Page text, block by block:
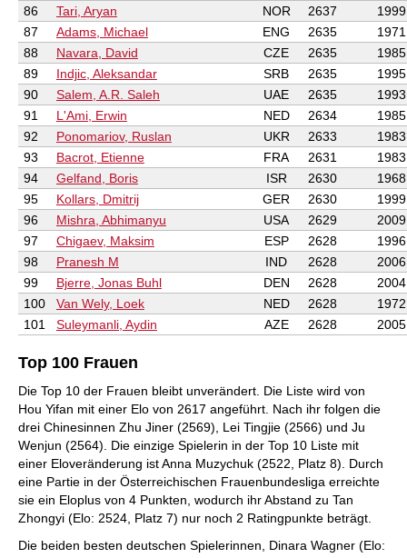
86 Tari, Aryan NOR 2637
1999
87
Adams, Michael ENG 2635
1971
88
Navara, David CZE 2635
1985
89
Indjic, Aleksandar SRB 2635
1995
90
Salem, A.R. Saleh UAE 2635
1993
91
L'Ami, Erwin NED 2634
1985
92
Ponomariov, Ruslan UKR 2633
1983
93
Bacrot, Etienne FRA 2631
1983
94
Gelfand, Boris ISR 2630
1968
95
Kollars, Dmitrij GER 2630
1999
96
Mishra, Abhimanyu USA 2629
2009
97
Chigaev, Maksim ESP 2628
1996
98
Pranesh M IND 2628
2006
99
Bjerre, Jonas Buhl DEN 2628
2004
100
Van Wely, Loek NED 2628
1972
101
Suleymanli, Aydin AZE 2628 2005
Top 100 Frauen
Die Top 10 der Frauen bleibt unverändert. Die Liste wird von
Hou Yifan mit einer Elo von 2617 angeführt. Nach ihr folgen die
drei Chinesinnen Zhu Jiner (2569), Lei Tingjie (2566) und Ju
Wenjun (2564). Die einzige Spielerin in der Top 10 Liste mit
einer Eloveränderung ist Anna Muzychuk (2522, Platz 8). Durch
eine Partie in der Österreichischen Frauenbundesliga erreichte
sie ein Eloplus von 4 Punkten, wodurch ihr Abstand zu Tan
Zhongyi (Elo: 2524, Platz 7) nur noch 2 Ratingpunkte beträgt.
Die beiden besten deutschen Spielerinnen, Dinara Wagner (Elo: